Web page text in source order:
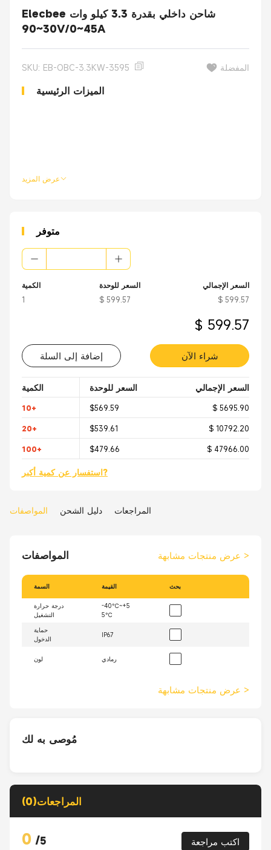
Elecbee شاحن داخلي بقدرة 3.3 كيلو وات
30~90V/0~45A
SKU: EB-OBC-3.3KW-3595 المفضلة
الميزات الرئيسية
عرض المزيد
متوفر
الكمية
1
السعر للوحدة
$ 599.57
السعر الإجمالي
$ 599.57
$ 599.57
إضافة إلى السلة شراء الآن
الكمية السعر للوحدة السعر الإجمالي
10+ $569.59 $ 5695.90
20+ $539.61 $ 10792.20
100+ $479.66 $ 47966.00
استفسار عن كمية أكبر?
المواصفات دليل الشحن المراجعات
المواصفات >
السمة القيمة بحث
درجة حرارة
التشغيل
-40℃~+5
5℃
حماية
الدخول
IP67
لون رمادي
>
مُوصى به لك
المراجعات(0)
0 /5 اكتب مراجعة